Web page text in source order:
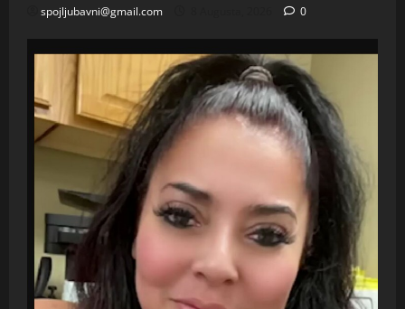
spojljubavni@gmail.com 0